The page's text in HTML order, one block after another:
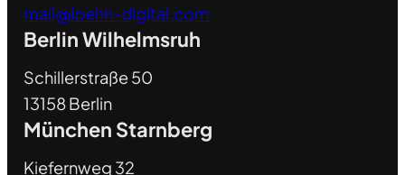
mail@loehn-digital.com
Berlin Wilhelmsruh
Schillerstraße 50
13158 Berlin
München Starnberg
Kiefernweg 32